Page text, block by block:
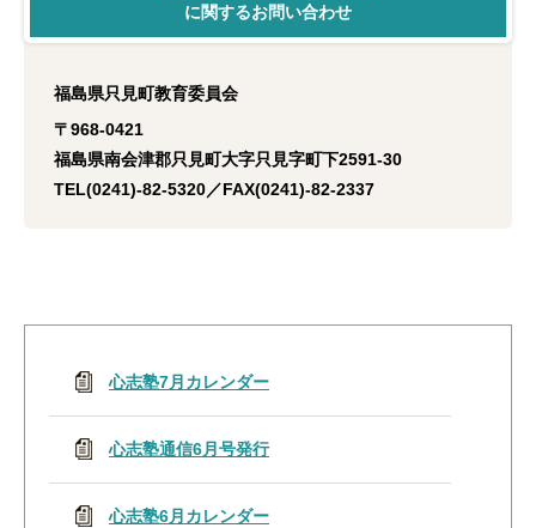
に関するお問い合わせ
福島県只見町教育委員会
〒968-0421
福島県南会津郡只見町大字只見字町下2591-30
TEL(0241)-82-5320／FAX(0241)-82-2337
心志塾7月カレンダー
心志塾通信6月号発行
心志塾6月カレンダー